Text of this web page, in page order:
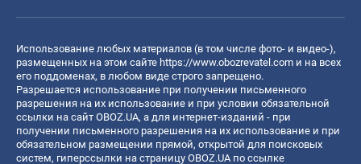
Использование любых материалов (в том числе фото- и видео-),
размещенных на этом сайте https://www.obozrevatel.com и на всех
его поддоменах, в любом виде строго запрещено.
Разрешается использование при получении письменного
разрешения на их использование и при условии обязательной
ссылки на сайт OBOZ.UA, а для интернет-изданий - при
получении письменного разрешения на их использование и при
обязательном размещении прямой, открытой для поисковых
систем, гиперссылки на страницу OBOZ.UA по ссылке